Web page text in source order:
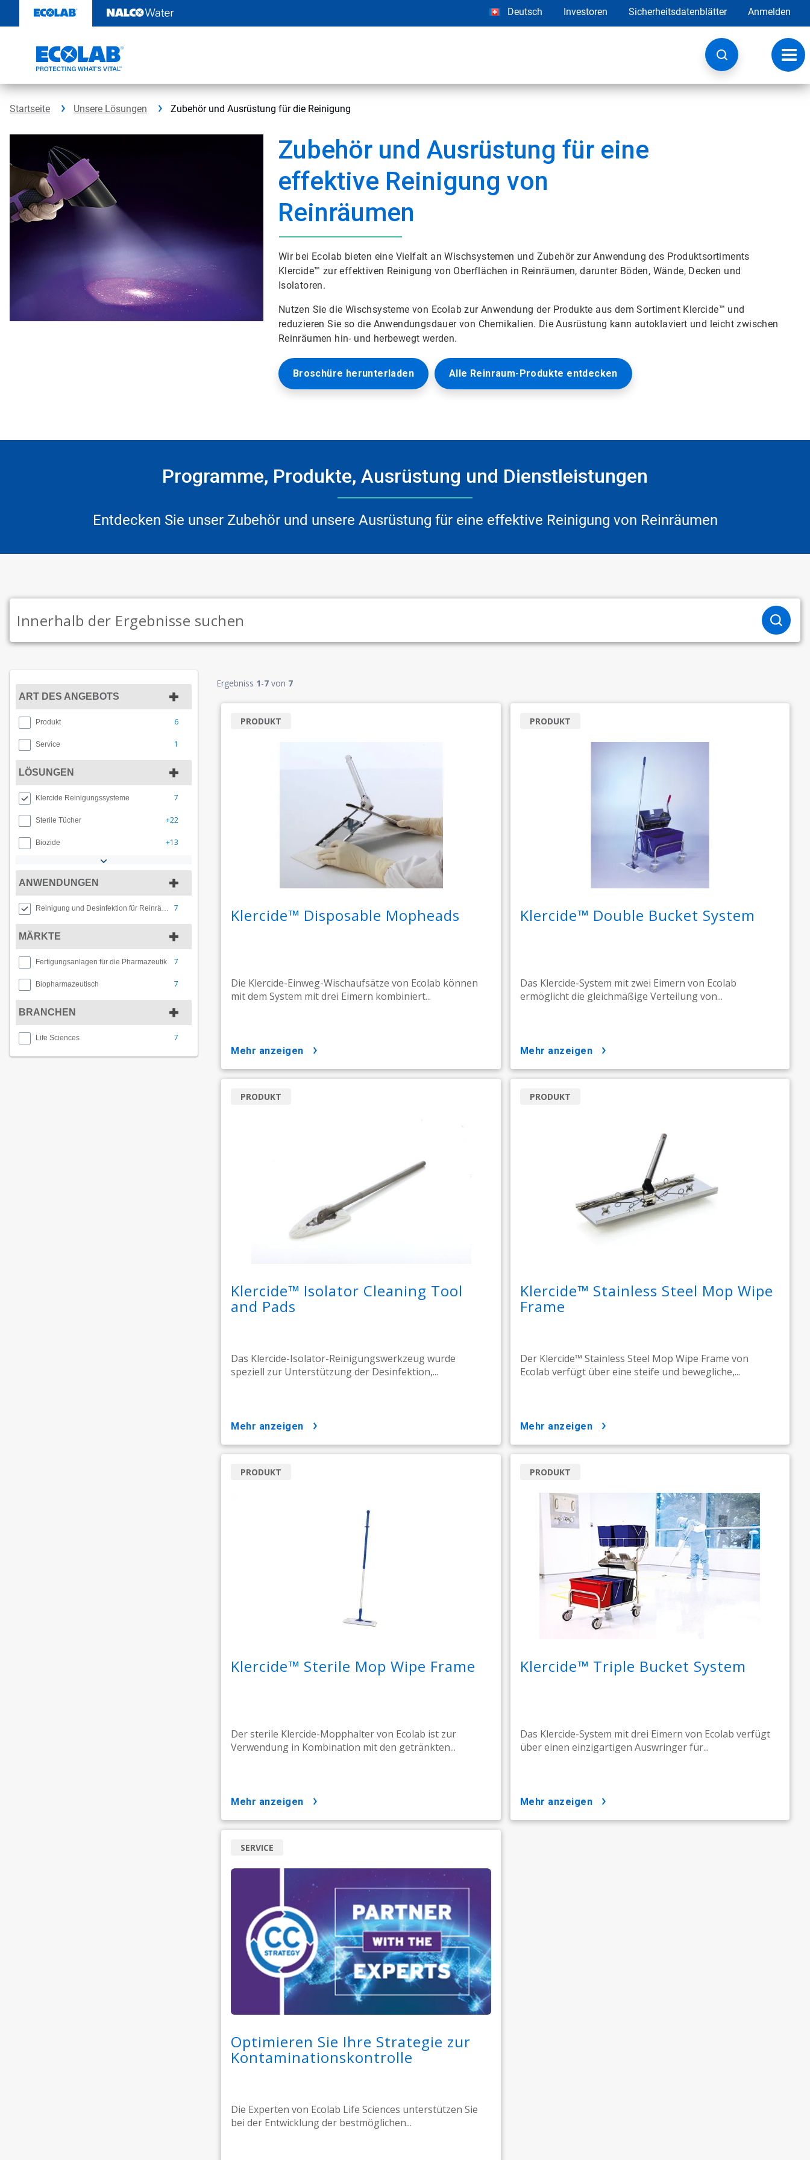
Inhalt
Deutsch Investoren Sicherheitsdatenblätter Anmelden
Startseite Unsere Lösungen Zubehör und Ausrüstung für die Reinigung
Zubehör und Ausrüstung für eine
effektive Reinigung von
Reinräumen
Wir bei Ecolab bieten eine Vielfalt an Wischsystemen und Zubehör zur Anwendung des Produktsortiments
Klercide™ zur effektiven Reinigung von Oberflächen in Reinräumen, darunter Böden, Wände, Decken und
Isolatoren.
Nutzen Sie die Wischsysteme von Ecolab zur Anwendung der Produkte aus dem Sortiment Klercide™ und
reduzieren Sie so die Anwendungsdauer von Chemikalien. Die Ausrüstung kann autoklaviert und leicht zwischen
Reinräumen hin- und herbewegt werden.
Broschüre herunterladen Alle Reinraum-Produkte entdecken
Programme, Produkte, Ausrüstung und Dienstleistungen
Entdecken Sie unser Zubehör und unsere Ausrüstung für eine effektive Reinigung von Reinräumen
ART DES ANGEBOTS
Produkt 6
Service 1
LÖSUNGEN
Klercide Reinigungssysteme 7
Sterile Tücher +22
Biozide +13
ANWENDUNGEN
Reinigung und Desinfektion für Reinräume 7
MÄRKTE
Fertigungsanlagen für die Pharmazeutik 7
Biopharmazeutisch 7
BRANCHEN
Life Sciences 7
Ergebniss 1-7 von 7
Klercide™ Disposable Mopheads
Die Klercide-Einweg-Wischaufsätze von Ecolab können
mit dem System mit drei Eimern kombiniert...
PRODUKT
mehr anzeigen
Klercide™ Double Bucket System
Das Klercide-System mit zwei Eimern von Ecolab
ermöglicht die gleichmäßige Verteilung von...
PRODUKT
mehr anzeigen
Klercide™ Isolator Cleaning Tool
and Pads
Das Klercide-Isolator-Reinigungswerkzeug wurde
speziell zur Unterstützung der Desinfektion,...
PRODUKT
mehr anzeigen
Klercide™ Stainless Steel Mop Wipe
Frame
Der Klercide™ Stainless Steel Mop Wipe Frame von
Ecolab verfügt über eine steife und bewegliche,...
PRODUKT
mehr anzeigen
Klercide™ Sterile Mop Wipe Frame
Der sterile Klercide-Mopphalter von Ecolab ist zur
Verwendung in Kombination mit den getränkten...
PRODUKT
mehr anzeigen
Klercide™ Triple Bucket System
Das Klercide-System mit drei Eimern von Ecolab verfügt
über einen einzigartigen Auswringer für...
PRODUKT
mehr anzeigen
Optimieren Sie Ihre Strategie zur
Kontaminationskontrolle
Die Experten von Ecolab Life Sciences unterstützen Sie
bei der Entwicklung der bestmöglichen...
SERVICE